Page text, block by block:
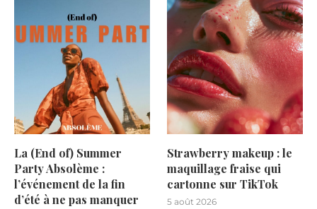
La (End of) Summer
Party Absolème :
l’événement de la fin
d’été à ne pas manquer
Strawberry makeup : le
maquillage fraise qui
cartonne sur TikTok
5 août 2026